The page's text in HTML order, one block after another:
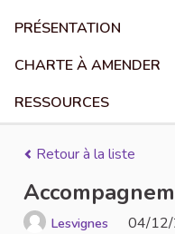
PRÉSENTATION
CHARTE À AMENDER
RESSOURCES
Retour à la liste
Lesvignes 04/